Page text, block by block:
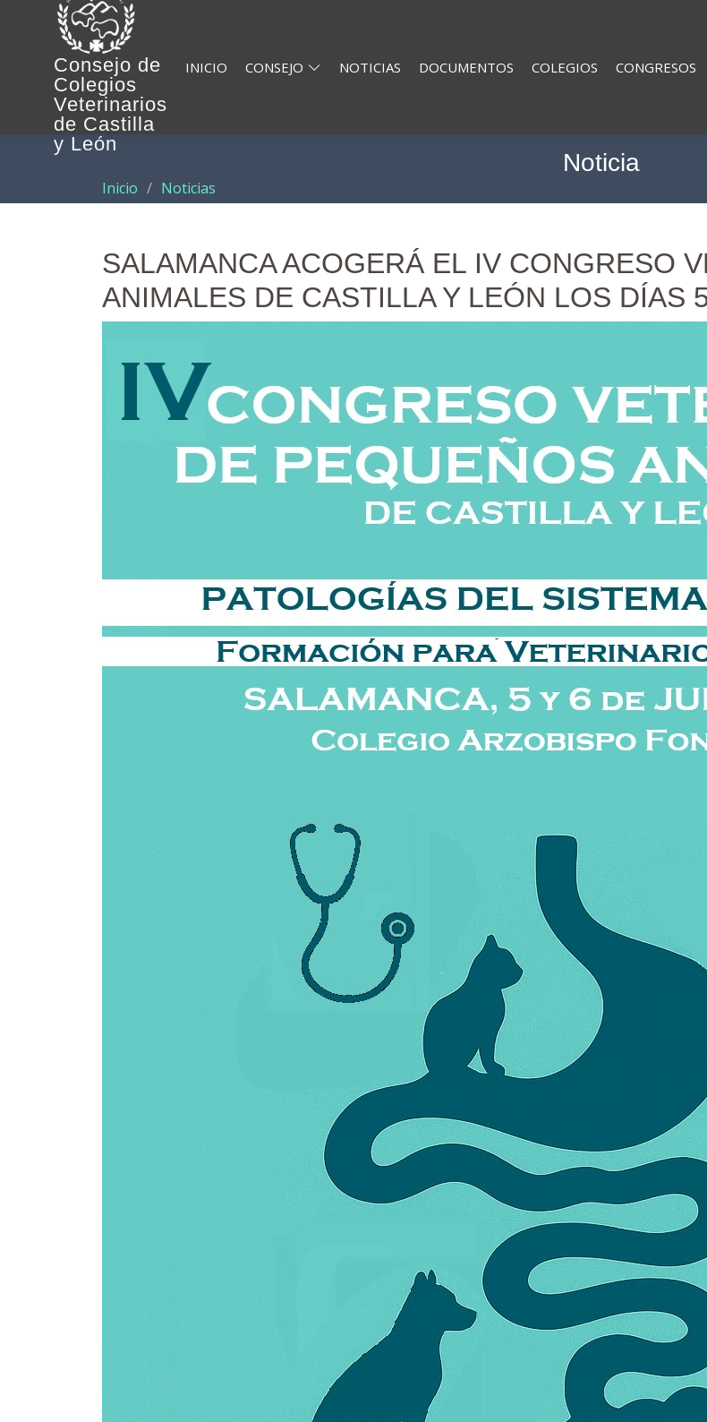
Consejo de
Colegios
Veterinarios
de Castilla
y León
INICIO CONSEJO NOTICIAS DOCUMENTOS COLEGIOS CONGRESOS
Noticia
Inicio Noticias
SALAMANCA ACOGERÁ EL IV CONGRESO
ANIMALES DE CASTILLA Y LEÓN LOS DÍAS